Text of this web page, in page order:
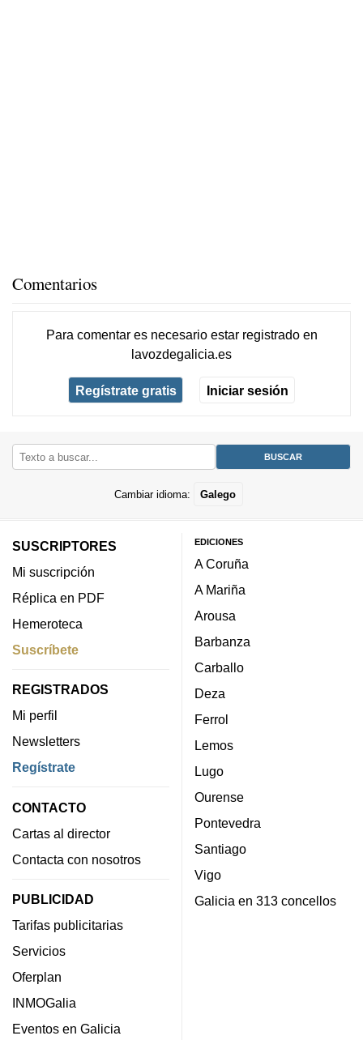
Comentarios
Para comentar es necesario estar registradoen
lavozdegalicia.es
Regístrate gratis Iniciar sesión
Cambiar idioma: Galego
SUSCRIPTORES
Mi suscripción
Réplica en PDF
Hemeroteca
Suscríbete
REGISTRADOS
Mi perfil
Newsletters
Regístrate
CONTACTO
Cartas al director
Contacta con nosotros
PUBLICIDAD
Tarifas publicitarias
Servicios
Oferplan
INMOGalia
Eventos en Galicia
EDICIONES
A Coruña
A Mariña
Arousa
Barbanza
Carballo
Deza
Ferrol
Lemos
Lugo
Ourense
Pontevedra
Santiago
Vigo
Galicia en 313 concellos